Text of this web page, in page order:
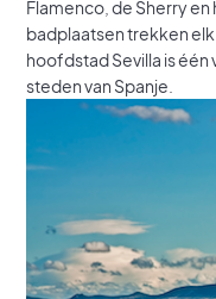
Flamenco, de Sherry
badplaatsen trekken
hoofdstad Sevilla is
steden van Spanje.